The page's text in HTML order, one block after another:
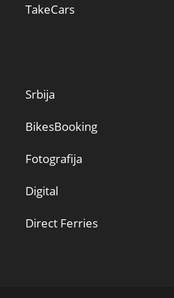
TakeCars
Srbija
BikesBooking
Fotografija
Digital
Direct Ferries